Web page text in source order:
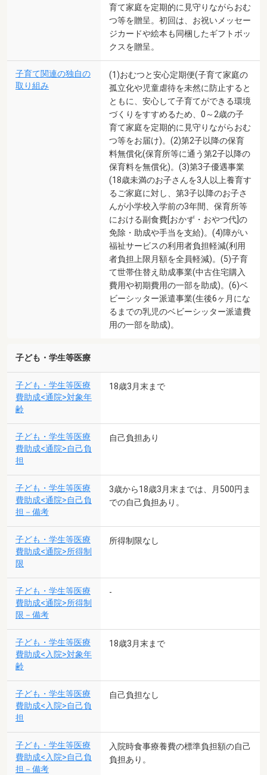
育て家庭を定期的に見守りながらおむ
つ等を贈呈。初回は、お祝いメッセー
ジカードや絵本も同梱したギフトボッ
クスを贈呈。
子育て関連の独自の
取り組み
(1)おむつと安心定期便(子育て家庭の
孤立化や児童虐待を未然に防止すると
ともに、安心して子育てができる環境
づくりをすすめるため、0～2歳の子
育て家庭を定期的に見守りながらおむ
つ等をお届け)。(2)第2子以降の保育
料無償化(保育所等に通う第2子以降の
保育料を無償化)。(3)第3子優遇事業
(18歳未満のお子さんを3人以上養育す
るご家庭に対し、第3子以降のお子さ
んが小学校入学前の3年間、保育所等
における副食費[おかず・おやつ代]の
免除・助成や手当を支給)。(4)障がい
福祉サービスの利用者負担軽減(利用
者負担上限月額を全員軽減)。(5)子育
て世帯住替え助成事業(中古住宅購入
費用や初期費用の一部を助成)。(6)ベ
ビーシッター派遣事業(生後6ヶ月にな
るまでの乳児のベビーシッター派遣費
用の一部を助成)。
子ども・学生等医療
子ども・学生等医療
費助成<通院>対象年
齢
18歳3月末まで
子ども・学生等医療
費助成<通院>自己負
担
自己負担あり
子ども・学生等医療
費助成<通院>自己負
担－備考
3歳から18歳3月末までは、月500円ま
での自己負担あり。
子ども・学生等医療
費助成<通院>所得制
限
所得制限なし
子ども・学生等医療
費助成<通院>所得制
限－備考
-
子ども・学生等医療
費助成<入院>対象年
齢
18歳3月末まで
子ども・学生等医療
費助成<入院>自己負
担
自己負担なし
子ども・学生等医療
費助成<入院>自己負
担－備考
入院時食事療養費の標準負担額の自己
負担あり。